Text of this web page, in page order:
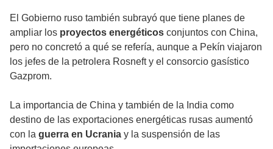
El Gobierno ruso también subrayó que tiene planes de
ampliar los proyectos energéticos conjuntos con China,
pero no concretó a qué se refería, aunque a Pekín viajaron
los jefes de la petrolera Rosneft y el consorcio gasístico
Gazprom.
La importancia de China y también de la India como
destino de las exportaciones energéticas rusas aumentó
con la guerra en Ucrania y la suspensión de las